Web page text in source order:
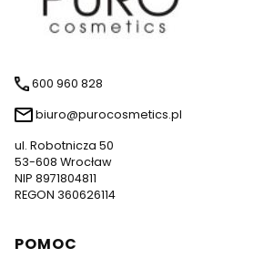
600 960 828
biuro@purocosmetics.pl
ul. Robotnicza 50
53-608 Wrocław
NIP 8971804811
REGON 360626114
Linki w stopce
POMOC